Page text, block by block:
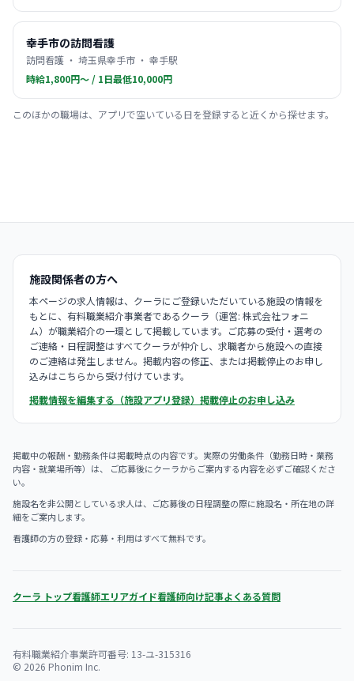
幸手市の訪問看護
訪問看護 ・ 埼玉県幸手市 ・ 幸手駅
時給1,800円〜 / 1日最低10,000円
このほかの職場は、アプリで空いている日を登録すると近くから探せます。
施設関係者の方へ
本ページの求人情報は、クーラにご登録いただいている施設の情報を
もとに、有料職業紹介事業者であるクーラ（運営: 株式会社フォニ
ム）が職業紹介の一環として掲載しています。ご応募の受付・選考の
ご連絡・日程調整はすべてクーラが仲介し、求職者から施設への直接
のご連絡は発生しません。掲載内容の修正、または掲載停止のお申し
込みはこちらから受け付けています。
掲載情報を編集する（施設アプリ登録） 掲載停止のお申し込み
掲載中の報酬・勤務条件は掲載時点の内容です。実際の労働条件（勤務日時・業務
内容・就業場所等）は、 ご応募後にクーラからご案内する内容を必ずご確認くださ
い。
施設名を非公開としている求人は、ご応募後の日程調整の際に施設名・所在地の詳
細をご案内します。
看護師の方の登録・応募・利用はすべて無料です。
クーラ トップ看護師エリアガイド看護師向け記事よくある質問
有料職業紹介事業許可番号: 13-ユ-315316
© 2026 Phonim Inc.